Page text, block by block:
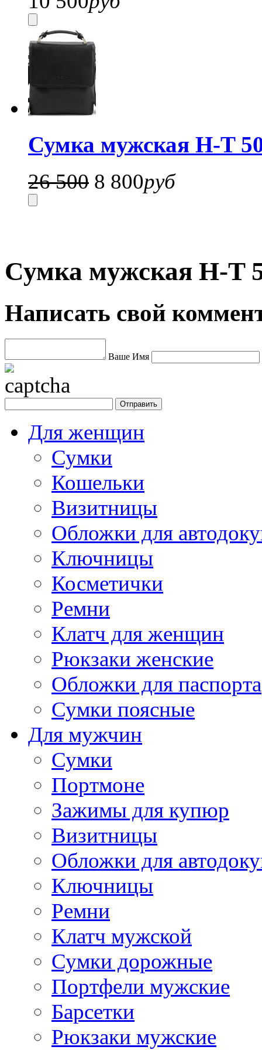
Сумка мужская H-T
26 500 8 800руб
Сумка мужская H-T
Написать свой
Ваше Имя
Для женщин
Сумки
Кошельки
Визитницы
Обложки для
Ключницы
Косметички
Ремни
Клатч для женщин
Рюкзаки женские
Обложки для паспорта
Сумки поясные
Для мужчин
Сумки
Портмоне
Зажимы для купюр
Визитницы
Обложки для
Ключницы
Ремни
Клатч мужской
Сумки дорожные
Портфели мужские
Барсетки
Рюкзаки мужские